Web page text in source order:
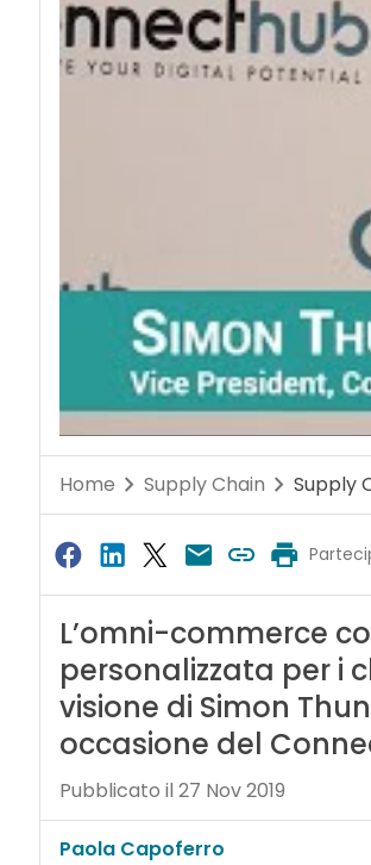
Home Supply Chain Supply
L’omni-commerce
personalizzata per i
visione di Simon
occasione del
Pubblicato il 27 Nov 2019
Paola Capoferro